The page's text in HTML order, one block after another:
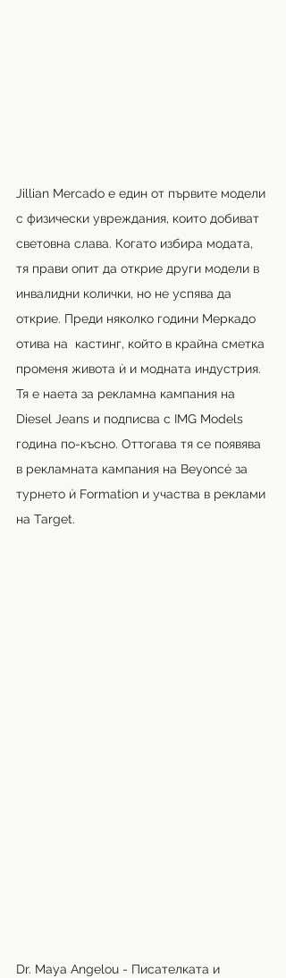
Jillian Mercado е един от първите модели
с физически увреждания, които добиват
световна слава. Когато избира модата,
тя прави опит да открие други модели в
инвалидни колички, но не успява да
открие. Преди няколко години Меркадо
отива на  кастинг, който в крайна сметка
променя живота ѝ и модната индустрия.
Тя е наета за рекламна кампания на
Diesel Jeans и подписва с IMG Models
година по-късно. Оттогава тя се появява
в рекламната кампания на Beyoncé за
турнето ѝ Formation и участва в реклами
на Target.
Dr. Maya Angelou - Писателката и